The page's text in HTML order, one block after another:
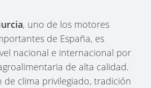
, uno de los motores
de España, es
nacional e internacional por
de alta calidad.
de clima privilegiado, tradición